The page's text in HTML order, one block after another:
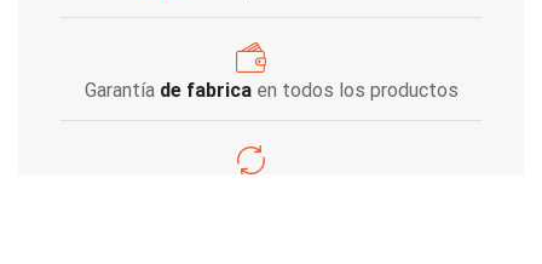
Garantía de fabricaen todos los productos